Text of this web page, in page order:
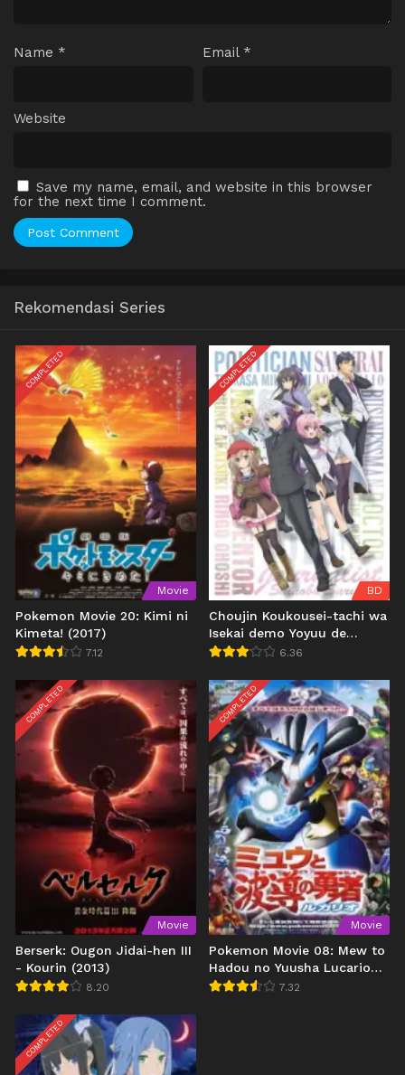
Name * Email *
Website
Save my name, email, and website in this browser
for the next time I comment.
Rekomendasi Series
COMPLETED
Movie
Pokemon Movie 20: Kimi ni
Kimeta! (2017)
7.12
COMPLETED
BD
Choujin Koukousei-tachi wa
Isekai demo Yoyuu de
Ikinuku you desu!
6.36
COMPLETED
Movie
Berserk: Ougon Jidai-hen III
- Kourin (2013)
8.20
COMPLETED
Movie
Pokemon Movie 08: Mew to
Hadou no Yuusha Lucario
(2005)
7.32
COMPLETED